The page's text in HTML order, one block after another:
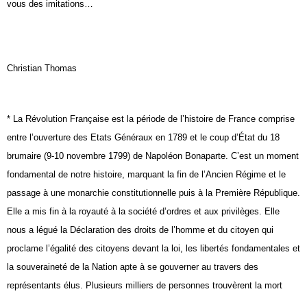
vous des imitations…
Christian Thomas
* La Révolution Française est la période de l’histoire de France comprise
entre l’ouverture des Etats Généraux en 1789 et le coup d’État du 18
brumaire (9-10 novembre 1799) de Napoléon Bonaparte. C’est un moment
fondamental de notre histoire, marquant la fin de l’Ancien Régime et le
passage à une monarchie constitutionnelle puis à la Première République.
Elle a mis fin à la royauté à la société d’ordres et aux privilèges. Elle
nous a légué la Déclaration des droits de l’homme et du citoyen qui
proclame l’égalité des citoyens devant la loi, les libertés fondamentales et
la souveraineté de la Nation apte à se gouverner au travers des
représentants élus. Plusieurs milliers de personnes trouvèrent la mort